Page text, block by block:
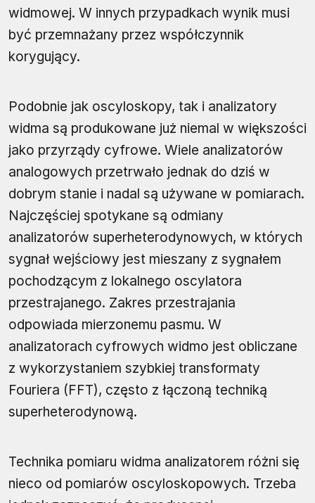
widmowej. W innych przypadkach wynik musi
być przemnażany przez współczynnik
korygujący.
Podobnie jak oscyloskopy, tak i analizatory
widma są produkowane już niemal w większości
jako przyrządy cyfrowe. Wiele analizatorów
analogowych przetrwało jednak do dziś w
dobrym stanie i nadal są używane w pomiarach.
Najczęściej spotykane są odmiany
analizatorów superheterodynowych, w których
sygnał wejściowy jest mieszany z sygnałem
pochodzącym z lokalnego oscylatora
przestrajanego. Zakres przestrajania
odpowiada mierzonemu pasmu. W
analizatorach cyfrowych widmo jest obliczane
z wykorzystaniem szybkiej transformaty
Fouriera (FFT), często z łączoną techniką
superheterodynową.
Technika pomiaru widma analizatorem różni się
nieco od pomiarów oscyloskopowych. Trzeba